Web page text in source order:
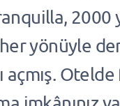
2000
yönüyle
açmış. Otelde